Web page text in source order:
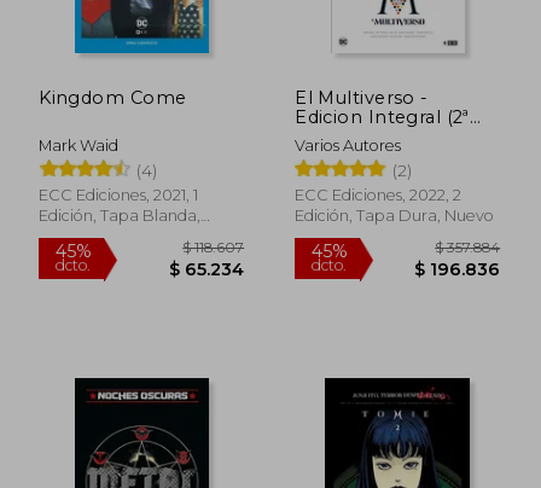
45%
dcto.
$ 132.354
$ 72.795
45%
dcto.
Kingdom Come
Mark Waid
(4)
ECC Ediciones, 2021, 1
Edición, Tapa Blanda,
Nuevo
El Multiverso -
Edicion Integral (2ª
Ed. )
Varios Autores
(2)
ECC Ediciones, 2022, 2
Edición, Tapa Dura, Nuevo